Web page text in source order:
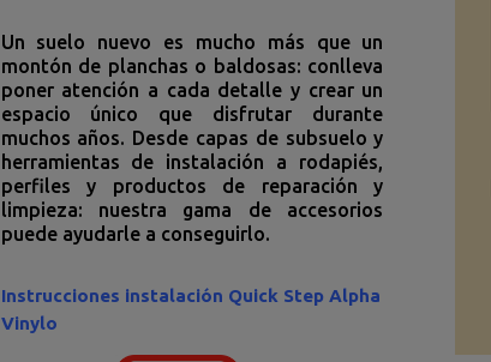
Un suelo nuevo es mucho más que un
montón de planchas o baldosas: conlleva
poner atención a cada detalle y crear un
espacio único que disfrutar durante
muchos años. Desde capas de subsuelo y
herramientas de instalación a rodapiés,
perfiles y productos de reparación y
limpieza: nuestra gama de accesorios
puede ayudarle a conseguirlo.
Instrucciones instalación Quick Step Alpha
Vinylo